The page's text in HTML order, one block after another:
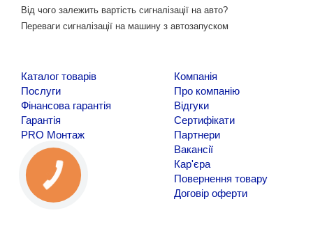
Від чого залежить вартість сигналізації на авто?
Переваги сигналізації на машину з автозапуском
Каталог товарів
Послуги
Фінансова гарантія
Гарантія
PRO Монтаж
Компанія
Про компанію
Відгуки
Сертифікати
Партнери
Вакансії
Кар'єра
Повернення товару
Договір оферти